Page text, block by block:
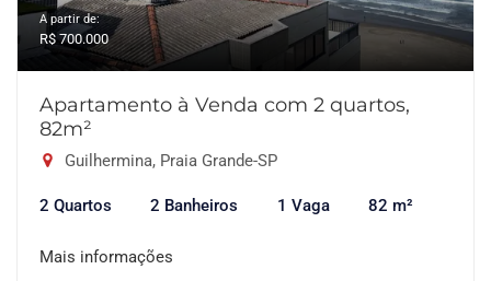
A partir de:
R$ 700.000
Apartamento à Venda com 2 quartos,
82m²
Guilhermina, Praia Grande-SP
2 Quartos 2 Banheiros 1 Vaga 82 m²
Mais informações